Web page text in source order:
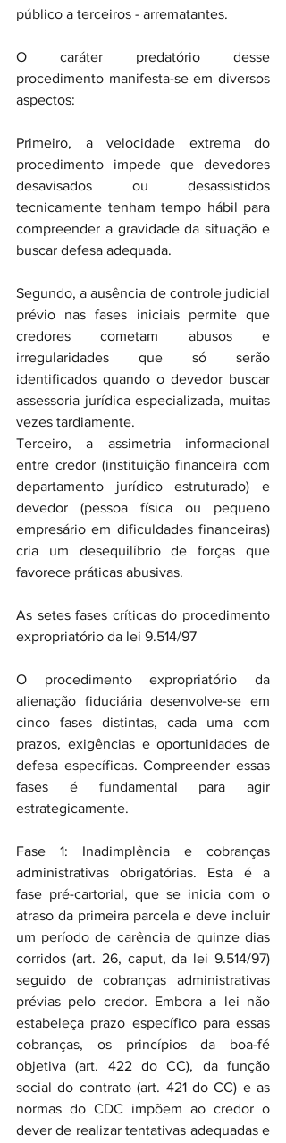
público a terceiros - arrematantes.
O caráter predatório desse
procedimento manifesta-se em diversos
aspectos:
Primeiro, a velocidade extrema do
procedimento impede que devedores
desavisados ou desassistidos
tecnicamente tenham tempo hábil para
compreender a gravidade da situação e
buscar defesa adequada.
Segundo, a ausência de controle judicial
prévio nas fases iniciais permite que
credores cometam abusos e
irregularidades que só serão
identificados quando o devedor buscar
assessoria jurídica especializada, muitas
vezes tardiamente.
Terceiro, a assimetria informacional
entre credor (instituição financeira com
departamento jurídico estruturado) e
devedor (pessoa física ou pequeno
empresário em dificuldades financeiras)
cria um desequilíbrio de forças que
favorece práticas abusivas.
As setes fases críticas do procedimento
expropriatório da lei 9.514/97
O procedimento expropriatório da
alienação fiduciária desenvolve-se em
cinco fases distintas, cada uma com
prazos, exigências e oportunidades de
defesa específicas. Compreender essas
fases é fundamental para agir
estrategicamente.
Fase 1: Inadimplência e cobranças
administrativas obrigatórias. Esta é a
fase pré-cartorial, que se inicia com o
atraso da primeira parcela e deve incluir
um período de carência de quinze dias
corridos (art. 26, caput, da lei 9.514/97)
seguido de cobranças administrativas
prévias pelo credor. Embora a lei não
estabeleça prazo específico para essas
cobranças, os princípios da boa-fé
objetiva (art. 422 do CC), da função
social do contrato (art. 421 do CC) e as
normas do CDC impõem ao credor o
dever de realizar tentativas adequadas e